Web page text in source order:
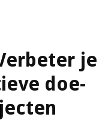
je
doe-